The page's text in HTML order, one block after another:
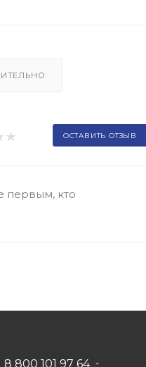
ОСТАВИТЬ ОТЗЫВ
первым, кто
8 800 101 97 64